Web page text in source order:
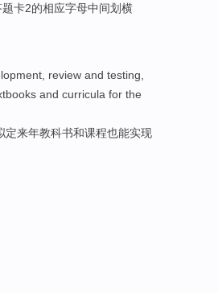
题卡2的相应字母中间划横
review and testing
and curricula for the
定来年教科书和课程也能实现